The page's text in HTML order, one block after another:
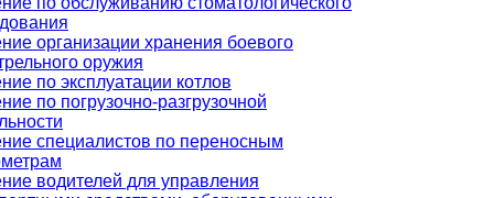
организации хранения боевого
оружия
по эксплуатации котлов
по погрузочно-разгрузочной
специалистов по переносным
водителей для управления